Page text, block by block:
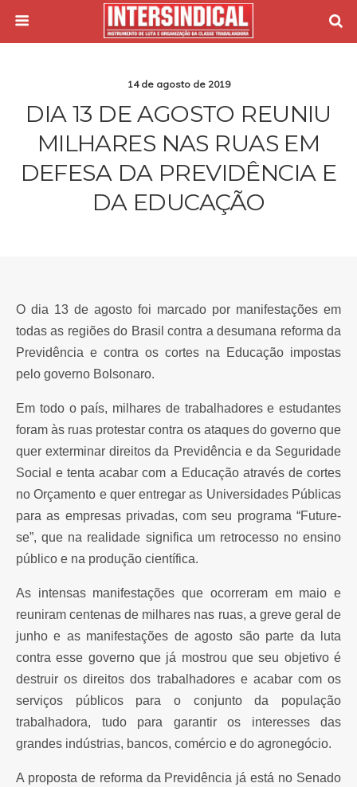
14 de agosto de 2019
DIA 13 DE AGOSTO REUNIU
MILHARES NAS RUAS EM
DEFESA DA PREVIDÊNCIA E
DA EDUCAÇÃO
O dia 13 de agosto foi marcado por manifestações em
todas as regiões do Brasil contra a desumana reforma da
Previdência e contra os cortes na Educação impostas
pelo governo Bolsonaro.
Em todo o país, milhares de trabalhadores e estudantes
foram às ruas protestar contra os ataques do governo que
quer exterminar direitos da Previdência e da Seguridade
Social e tenta acabar com a Educação através de cortes
no Orçamento e quer entregar as Universidades Públicas
para as empresas privadas, com seu programa “Future-
se”, que na realidade significa um retrocesso no ensino
público e na produção científica.
As intensas manifestações que ocorreram em maio e
reuniram centenas de milhares nas ruas, a greve geral de
junho e as manifestações de agosto são parte da luta
contra esse governo que já mostrou que seu objetivo é
destruir os direitos dos trabalhadores e acabar com os
serviços públicos para o conjunto da população
trabalhadora, tudo para garantir os interesses das
grandes indústrias, bancos, comércio e do agronegócio.
A proposta de reforma da Previdência já está no Senado